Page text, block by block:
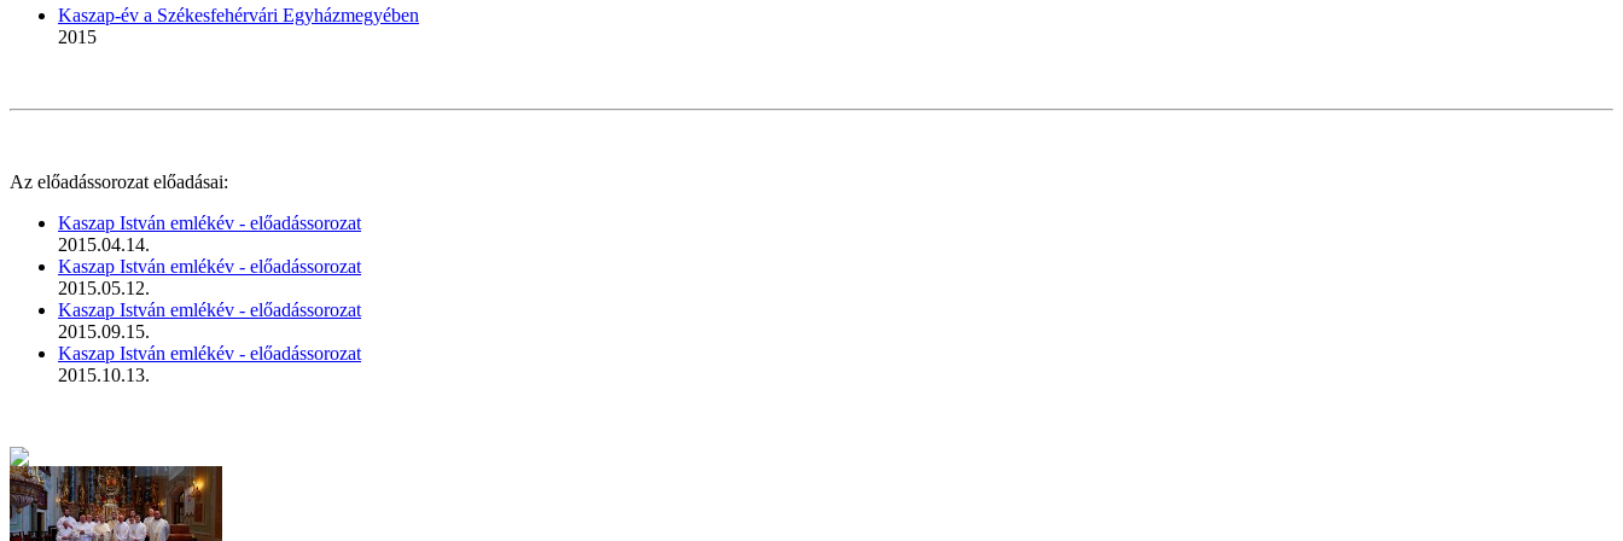
Kaszap-év a Székesfehérvári Egyházmegyében
2015
Az előadássorozat előadásai:
Kaszap István emlékév - előadássorozat
2015.04.14.
Kaszap István emlékév - előadássorozat
2015.05.12.
Kaszap István emlékév - előadássorozat
2015.09.15.
Kaszap István emlékév - előadássorozat
2015.10.13.